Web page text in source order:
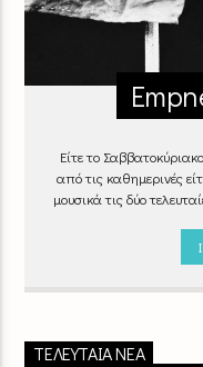
Είτε το
από τις καθημερινές
μουσικά τις δύο
ΤΕΛΕΥΤΑΊΑ ΝΈΑ